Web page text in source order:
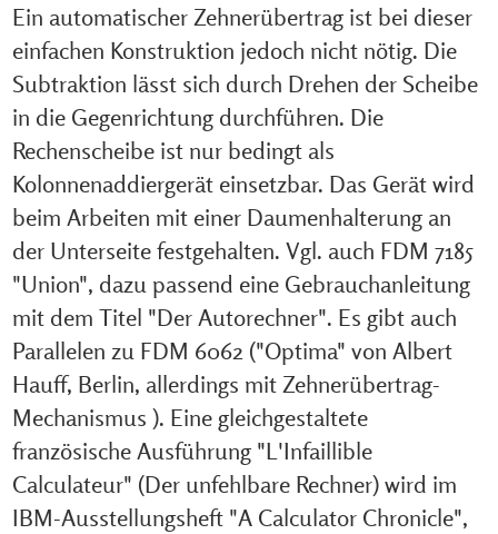
Ein automatischer Zehnerübertrag ist bei dieser
einfachen Konstruktion jedoch nicht nötig. Die
Subtraktion lässt sich durch Drehen der Scheibe
in die Gegenrichtung durchführen. Die
Rechenscheibe ist nur bedingt als
Kolonnenaddiergerät einsetzbar. Das Gerät wird
beim Arbeiten mit einer Daumenhalterung an
der Unterseite festgehalten. Vgl. auch FDM 7185
"Union", dazu passend eine Gebrauchanleitung
mit dem Titel "Der Autorechner". Es gibt auch
Parallelen zu FDM 6062 ("Optima" von Albert
Hauff, Berlin, allerdings mit Zehnerübertrag-
Mechanismus ). Eine gleichgestaltete
französische Ausführung "L'Infaillible
Calculateur" (Der unfehlbare Rechner) wird im
IBM-Ausstellungsheft "A Calculator Chronicle",